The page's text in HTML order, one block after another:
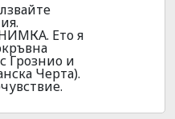
Ето я
Грознио и
Черта).